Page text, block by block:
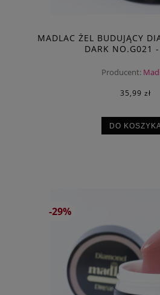
MADLAC ŻEL BUDUJĄCY
DARK NO.G021
Producent:
35,99 zł
DO
-29%